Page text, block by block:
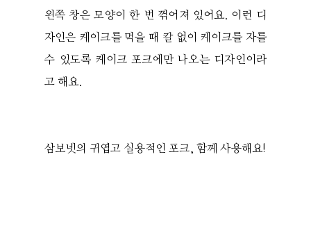
왼쪽 창은 모양이 한 번 꺾어져 있어요. 이런 디
자인은 케이크를 먹을 때 칼 없이 케이크를 자를
수 있도록 케이크 포크에만 나오는 디자인이라
고 해요.
삼보넷의 귀엽고 실용적인 포크, 함께 사용해요!